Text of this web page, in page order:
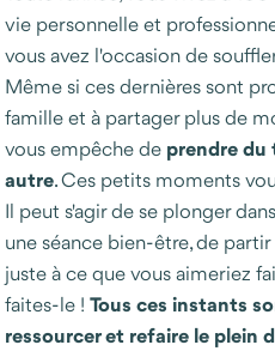
vie personnelle et
vous avez l'occasion de
Même si ces dernières sont
famille et à partager plus de
vous empêche de prendre du
autre. Ces petits moments
Il peut s'agir de se plonger
une séance bien-être, de partir
juste à ce que vous aimeriez
faites-le ! Tous ces instants
ressourcer et refaire le plein